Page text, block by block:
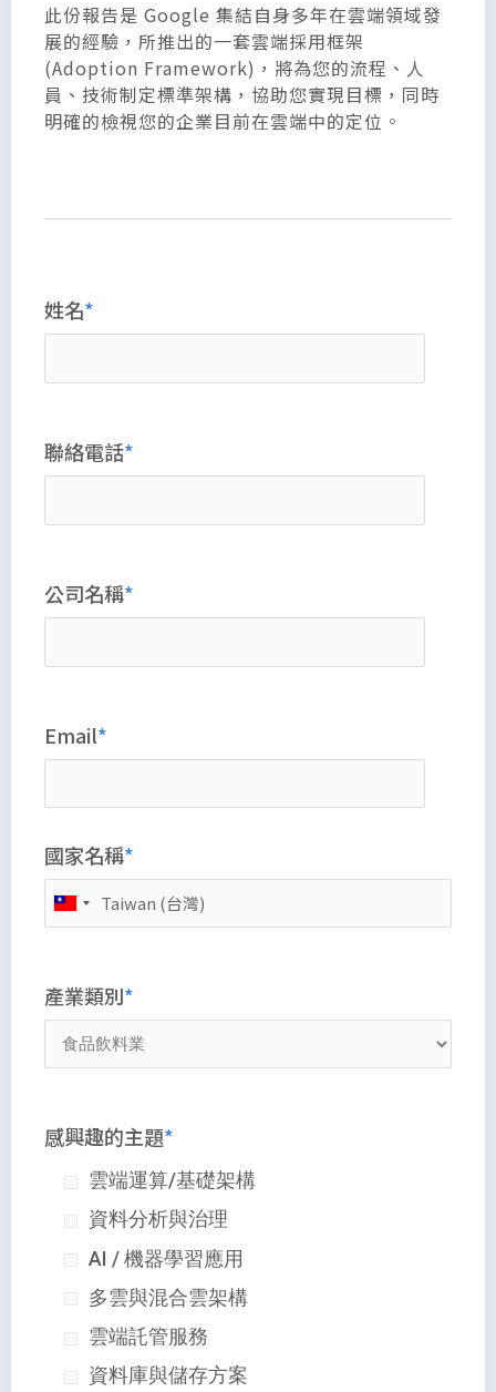
此份報告是 Google 集結自身多年在雲端領域發
展的經驗，所推出的一套雲端採用框架
(Adoption Framework)，將為您的流程、人
員、技術制定標準架構，協助您實現目標，同時
明確的檢視您的企業目前在雲端中的定位。
姓名
聯絡電話
公司名稱
Email
國家名稱
產業類別
感興趣的主題
雲端運算/基礎架構
資料分析與治理
AI / 機器學習應用
多雲與混合雲架構
雲端託管服務
資料庫與儲存方案